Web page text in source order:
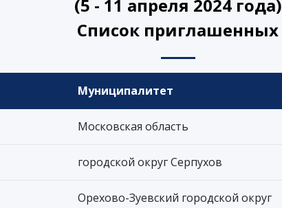
(5 - 11 апреля 2024 года)
Список приглашенных
Муниципалитет
Московская область
городской округ Серпухов
Орехово-Зуевский городской округ